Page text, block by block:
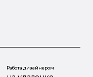
Работа дизайнером